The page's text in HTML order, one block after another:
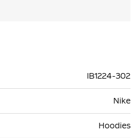
IB1224-302
Nike
Hoodies